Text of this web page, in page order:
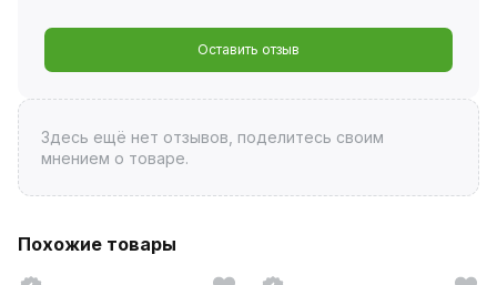
Оставить отзыв
Здесь ещё нет отзывов, поделитесь своим
мнением о товаре.
Похожие товары